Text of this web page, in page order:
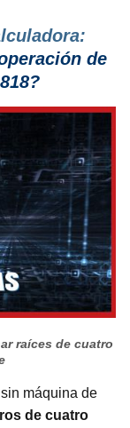
de
raíces de cuatro
máquina de
de cuatro